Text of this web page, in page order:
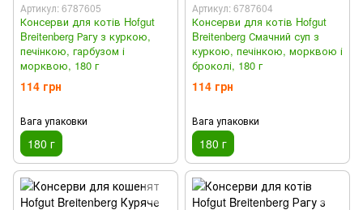
Артикул: 6787605
Консерви для котів Hofgut
Breitenberg Рагу з куркою,
печінкою, гарбузом і
морквою, 180 г
114 грн
Вага упаковки
180 г
Артикул: 6787604
Консерви для котів Hofgut
Breitenberg Смачний суп з
куркою, печінкою, морквою і
броколі, 180 г
114 грн
Вага упаковки
180 г